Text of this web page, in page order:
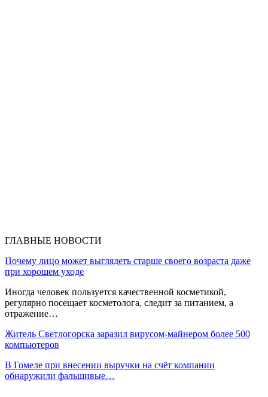
ГЛАВНЫЕ НОВОСТИ
Почему лицо может выглядеть старше своего возраста даже
при хорошем уходе
Иногда человек пользуется качественной косметикой,
регулярно посещает косметолога, следит за питанием, а
отражение…
Житель Светлогорска заразил вирусом-майнером более 500
компьютеров
В Гомеле при внесении выручки на счёт компании
обнаружили фальшивые…